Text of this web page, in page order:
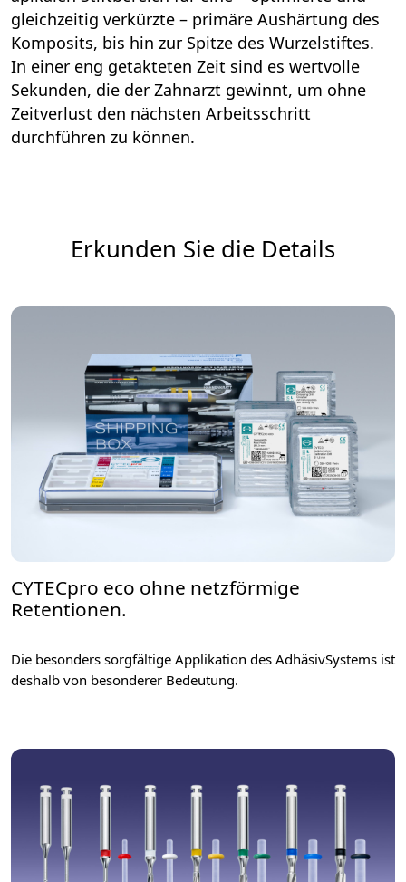
gleichzeitig verkürzte – primäre Aushärtung des
Komposits, bis hin zur Spitze des Wurzelstiftes.
In einer eng getakteten Zeit sind es wertvolle
Sekunden, die der Zahnarzt gewinnt, um ohne
Zeitverlust den nächsten Arbeitsschritt
durchführen zu können.
Erkunden Sie die Details
CYTECpro eco ohne netzförmige
Retentionen.
Die besonders sorgfältige Applikation des AdhäsivSystems ist
deshalb von besonderer Bedeutung.